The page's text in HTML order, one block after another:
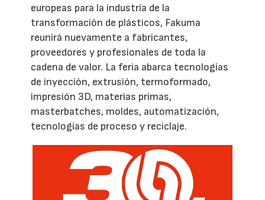
europeas para la industria de la
transformación de plásticos, Fakuma
reunirá nuevamente a fabricantes,
proveedores y profesionales de toda la
cadena de valor. La feria abarca tecnologías
de inyección, extrusión, termoformado,
impresión 3D, materias primas,
masterbatches, moldes, automatización,
tecnologías de proceso y reciclaje.